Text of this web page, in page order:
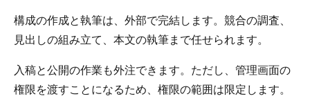
構成の作成と執筆は、外部で完結します。競合の調査、
見出しの組み立て、本文の執筆まで任せられます。
入稿と公開の作業も外注できます。ただし、管理画面の
権限を渡すことになるため、権限の範囲は限定します。